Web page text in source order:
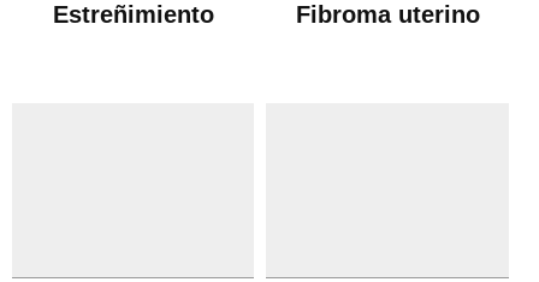
Estreñimiento Fibroma uterino